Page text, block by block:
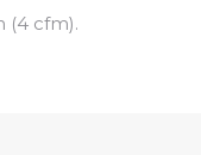
(4 cfm).